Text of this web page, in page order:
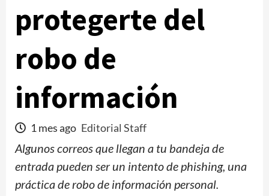
protegerte del
robo de
información
1 mes ago Editorial Staff
Algunos correos que llegan a tu bandeja de
entrada pueden ser un intento de phishing, una
práctica de robo de información personal.